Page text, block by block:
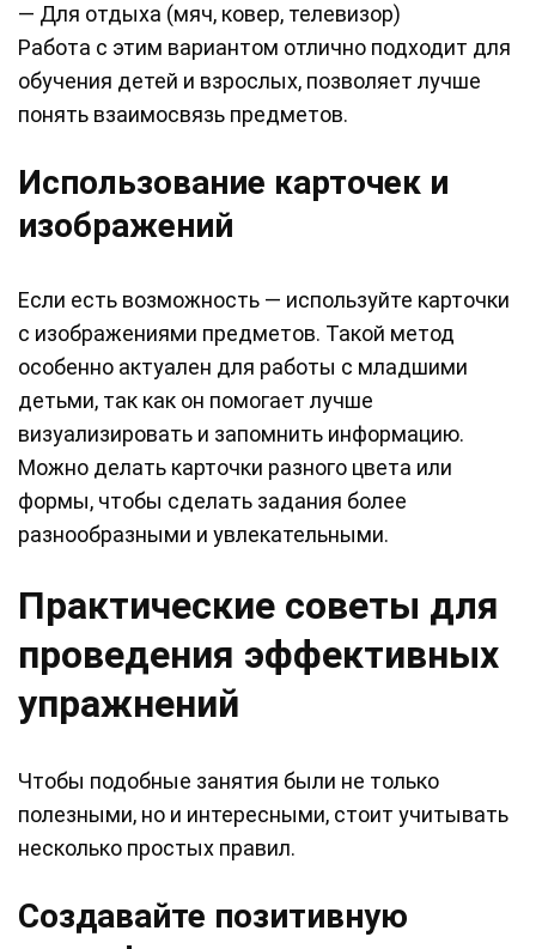
— Для отдыха (мяч, ковер, телевизор)
Работа с этим вариантом отлично подходит для
обучения детей и взрослых, позволяет лучше
понять взаимосвязь предметов.
Использование карточек и
изображений
Если есть возможность — используйте карточки
с изображениями предметов. Такой метод
особенно актуален для работы с младшими
детьми, так как он помогает лучше
визуализировать и запомнить информацию.
Можно делать карточки разного цвета или
формы, чтобы сделать задания более
разнообразными и увлекательными.
Практические советы для
проведения эффективных
упражнений
Чтобы подобные занятия были не только
полезными, но и интересными, стоит учитывать
несколько простых правил.
Создавайте позитивную